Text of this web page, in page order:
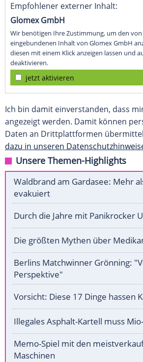
Empfohlener externer Inhalt:
Glomex GmbH
Wir benötigen Ihre Zustimmung, um den
eingebundenen Inhalt von Glomex GmbH
diesen mit einem Klick anzeigen lassen und
deaktivieren.
jetzt aktivieren
Ich bin damit einverstanden, dass
angezeigt werden. Damit können
Daten an Drittplattformen
dazu in unseren
Unsere Themen-Highlights
Waldbrand am Gardasee: Mehr
evakuiert
Durch die Jahre mit Panikrocker
Die größten Mythen über
Berlins Matchwinner Grönning:
Perspektive"
Vorsicht: Diese 17 Dinge hassen
Illegales Asphalt-Kartell muss
Memo-Spiel mit den
Maschinen